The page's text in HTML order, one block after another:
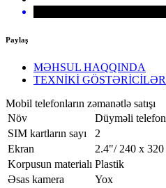
Paylaş
MƏHSUL HAQQINDA
TEXNİKİ GÖSTƏRİCİLƏR
Mobil telefonların zəmanətlə satışı
Növ
Düyməli telefon
SIM kartların sayı
2
Ekran
2.4"/ 240 x 320
Korpusun materialı Plastik
Əsas kamera
Yox